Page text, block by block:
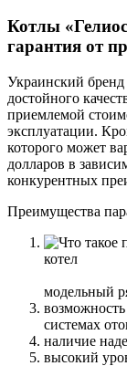
Котлы
гарантия от
Украинский
достойного
приемлемой
эксплуатации.
которого может
долларов в
конкурентных
Преимущества
модельный
системах
наличие
высокий